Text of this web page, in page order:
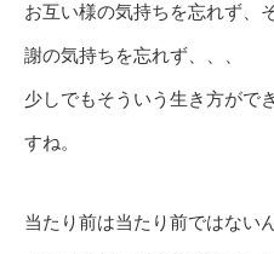
お互い様の気持ちを忘れず、
謝の気持ちを忘れず、、、
少しでもそういう生き方がで
すね。
当たり前は当たり前ではない